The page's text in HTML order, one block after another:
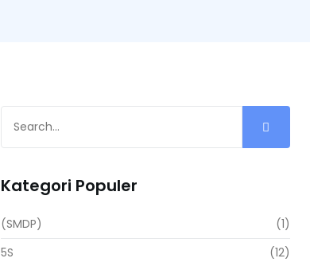
Kategori Populer
(SMDP)
(1)
5S
(12)